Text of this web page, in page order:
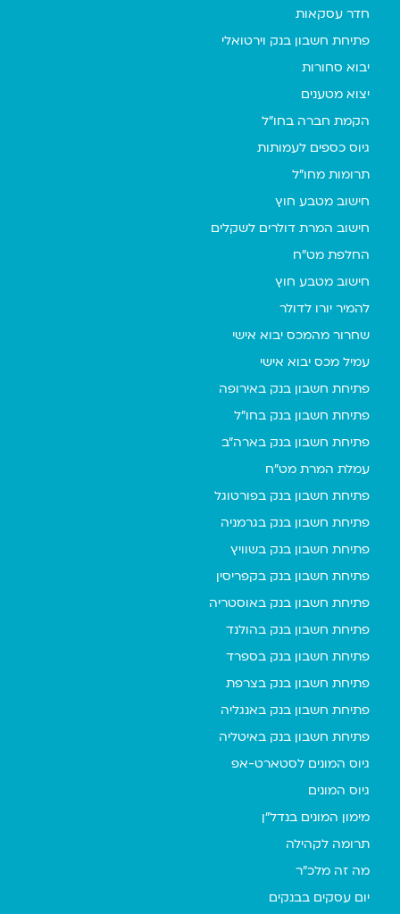
חדר עסקאות
פתיחת חשבון בנק וירטואלי
יבוא סחורות
יצוא מטענים
הקמת חברה בחו"ל
גיוס כספים לעמותות
תרומות מחו"ל
חישוב מטבע חוץ
חישוב המרת דולרים לשקלים
החלפת מט"ח
חישוב מטבע חוץ
להמיר יורו לדולר
שחרור מהמכס יבוא אישי
עמיל מכס יבוא אישי
פתיחת חשבון בנק באירופה
פתיחת חשבון בנק בחו"ל
פתיחת חשבון בנק בארה"ב
עמלת המרת מט"ח
פתיחת חשבון בנק בפורטוגל
פתיחת חשבון בנק בגרמניה
פתיחת חשבון בנק בשוויץ
פתיחת חשבון בנק בקפריסין
פתיחת חשבון בנק באוסטריה
פתיחת חשבון בנק בהולנד
פתיחת חשבון בנק בספרד
פתיחת חשבון בנק בצרפת
פתיחת חשבון בנק באנגליה
פתיחת חשבון בנק באיטליה
גיוס המונים לסטארט-אפ
גיוס המונים
מימון המונים בנדל"ן
תרומה לקהילה
מה זה מלכ"ר
יום עסקים בבנקים